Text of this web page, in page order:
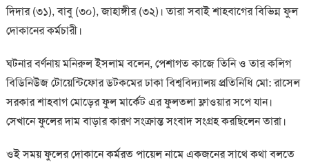
দিদার (৩১), বাবু (৩০), জাহাঙ্গীর (৩২)। তারা সবাই শাহবাগের বিভিন্ন ফুল
দোকানের কর্মচারী।
ঘটনার বর্ণনায় মনিরুল ইসলাম বলেন, পেশাগত কাজে তিনি ও তার কলিগ
বিডিনিউজ টোয়েন্টিফোর ডটকমের ঢাকা বিশ্ববিদ্যালয় প্রতিনিধি মো: রাসেল
সরকার শাহবাগ মোড়ের ফুল মার্কেট এর ফুলতলা ফ্লাওয়ার সপে যান।
সেখানে ফুলের দাম বাড়ার কারণ সংক্রান্ত সংবাদ সংগ্রহ করছিলেন তারা।
ওই সময় ফুলের দোকানে কর্মরত পায়েল নামে একজনের সাথে কথা বলতে